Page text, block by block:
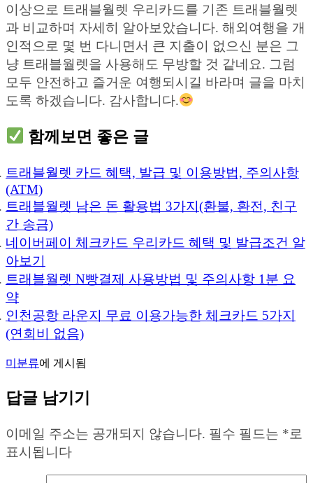
이상으로 트래블월렛 우리카드를 기존 트래블월렛
과 비교하며 자세히 알아보았습니다. 해외여행을 개
인적으로 몇 번 다니면서 큰 지출이 없으신 분은 그
냥 트래블월렛을 사용해도 무방할 것 같네요. 그럼
모두 안전하고 즐거운 여행되시길 바라며 글을 마치
도록 하겠습니다. 감사합니다.
함께보면 좋은 글
트래블월렛 카드 혜택, 발급 및 이용방법, 주의사항
(ATM)
트래블월렛 남은 돈 활용법 3가지(환불, 환전, 친구
간 송금)
네이버페이 체크카드 우리카드 혜택 및 발급조건 알
아보기
트래블월렛 N빵결제 사용방법 및 주의사항 1분 요
약
인천공항 라운지 무료 이용가능한 체크카드 5가지
(연회비 없음)
미분류에 게시됨
답글 남기기
이메일 주소는 공개되지 않습니다. 필수 필드는 *로
표시됩니다